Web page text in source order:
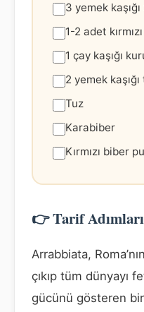
3 yemek
1-2 adet
1 çay kaşığı
2 yemek
Tuz
Karabiber
Kırmızı biber
👉 Tarif Adımları
Arrabbiata,
çıkıp tüm dünyayı
gücünü gösteren